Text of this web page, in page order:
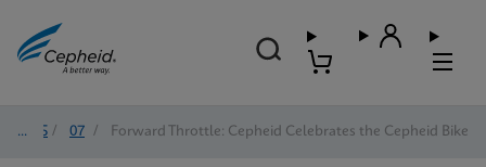
2025 / 07 / Forward Throttle: Cepheid Celebrates the Cepheid Bike